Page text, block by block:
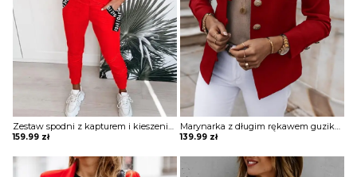
Zestaw spodni z kapturem i kieszeniami nadrukiem w literę komplet Bilke
159.99 zł
Marynarka z długim rękawem guzikami kurtka Darin
139.99 zł